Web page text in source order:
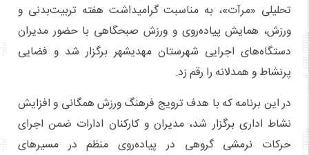
تحلیلی «مرآت»، به مناسبت گرامیداشت هفته تربیت‌بدنی و
ورزش، همایش پیاده‌روی و ورزش صبحگاهی با حضور مدیران
دستگاه‌های اجرایی شهرستان مهدیشهر برگزار شد و فضایی
پرنشاط و همدلانه را رقم زد.
در این برنامه که با هدف ترویج فرهنگ ورزش همگانی و افزایش
نشاط اداری برگزار شد، مدیران و کارکنان ادارات ضمن اجرای
حرکات نرمشی گروهی در پیاده‌روی منظم در مسیرهای